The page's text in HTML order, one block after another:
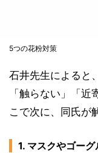
5つの花粉対策
石井先生によると
「触らない」「
こで次に、同氏が
1. マスクやゴー